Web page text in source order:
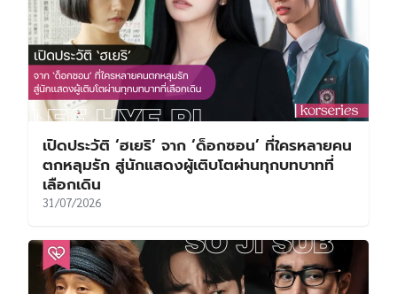
เปิดประวัติ ‘ฮเยริ’ จาก ‘ด็อกซอน’ ที่ใครหลายคน
ตกหลุมรัก สู่นักแสดงผู้เติบโตผ่านทุกบทบาทที่
เลือกเดิน
31/07/2026